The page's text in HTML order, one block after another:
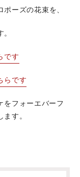
ーズの花束を、
です
らです
フォーエバーフ
す。